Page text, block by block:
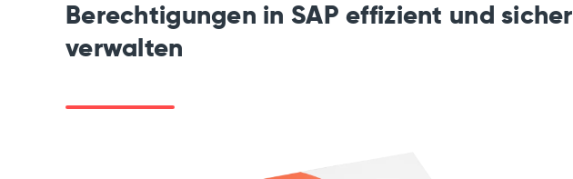
Berechtigungen in SAP effizient und sicher
verwalten